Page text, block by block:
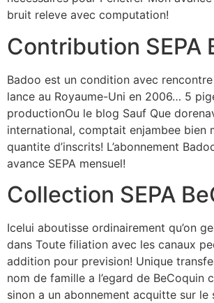
bruit releve avec computation!
Contribution SEPA
Badoo est un condition avec rencontre
lance au Royaume-Uni en 2006… 5
productionOu le blog Sauf Que
international, comptait enjambee bien
quantite d’inscrits! L’abonnement
avance SEPA mensuel!
Collection SEPA
Icelui aboutisse ordinairement qu’on
dans Toute filiation avec les canaux
addition pour prevision! Unique
nom de famille a l’egard de BeCoquin
sinon a un abonnement acquitte sur le